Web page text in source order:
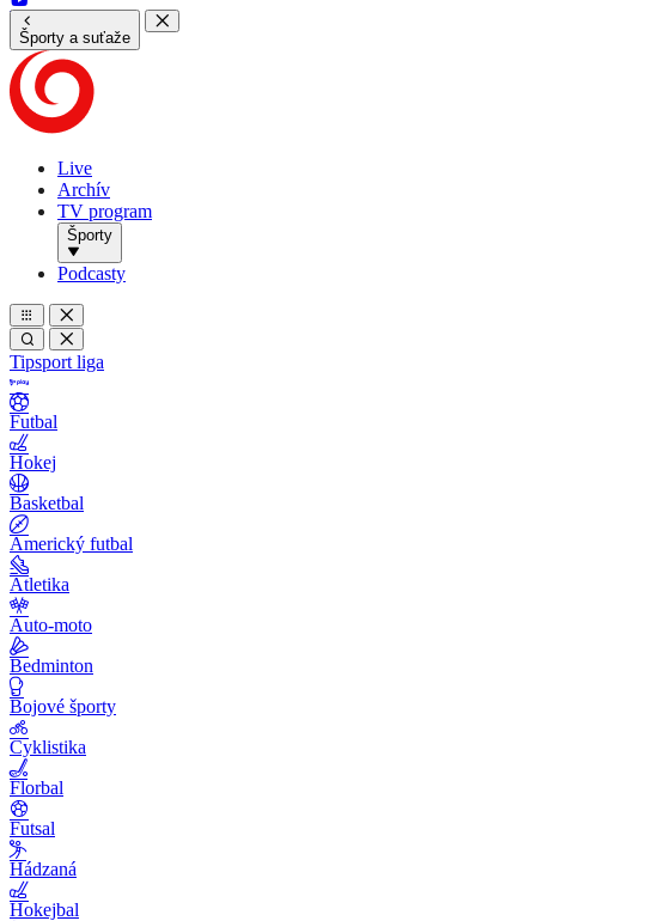
Športy a suťaže
Live
Archív
TV program
Športy
Podcasty
Tipsport liga
Futbal
Hokej
Basketbal
Americký futbal
Atletika
Auto-moto
Bedminton
Bojové športy
Cyklistika
Florbal
Futsal
Hádzaná
Hokejbal